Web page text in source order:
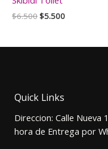
$6.500El
era:
$5.500El
es:
Quick Links
Direccion: Calle Nueva
hora de Entrega por